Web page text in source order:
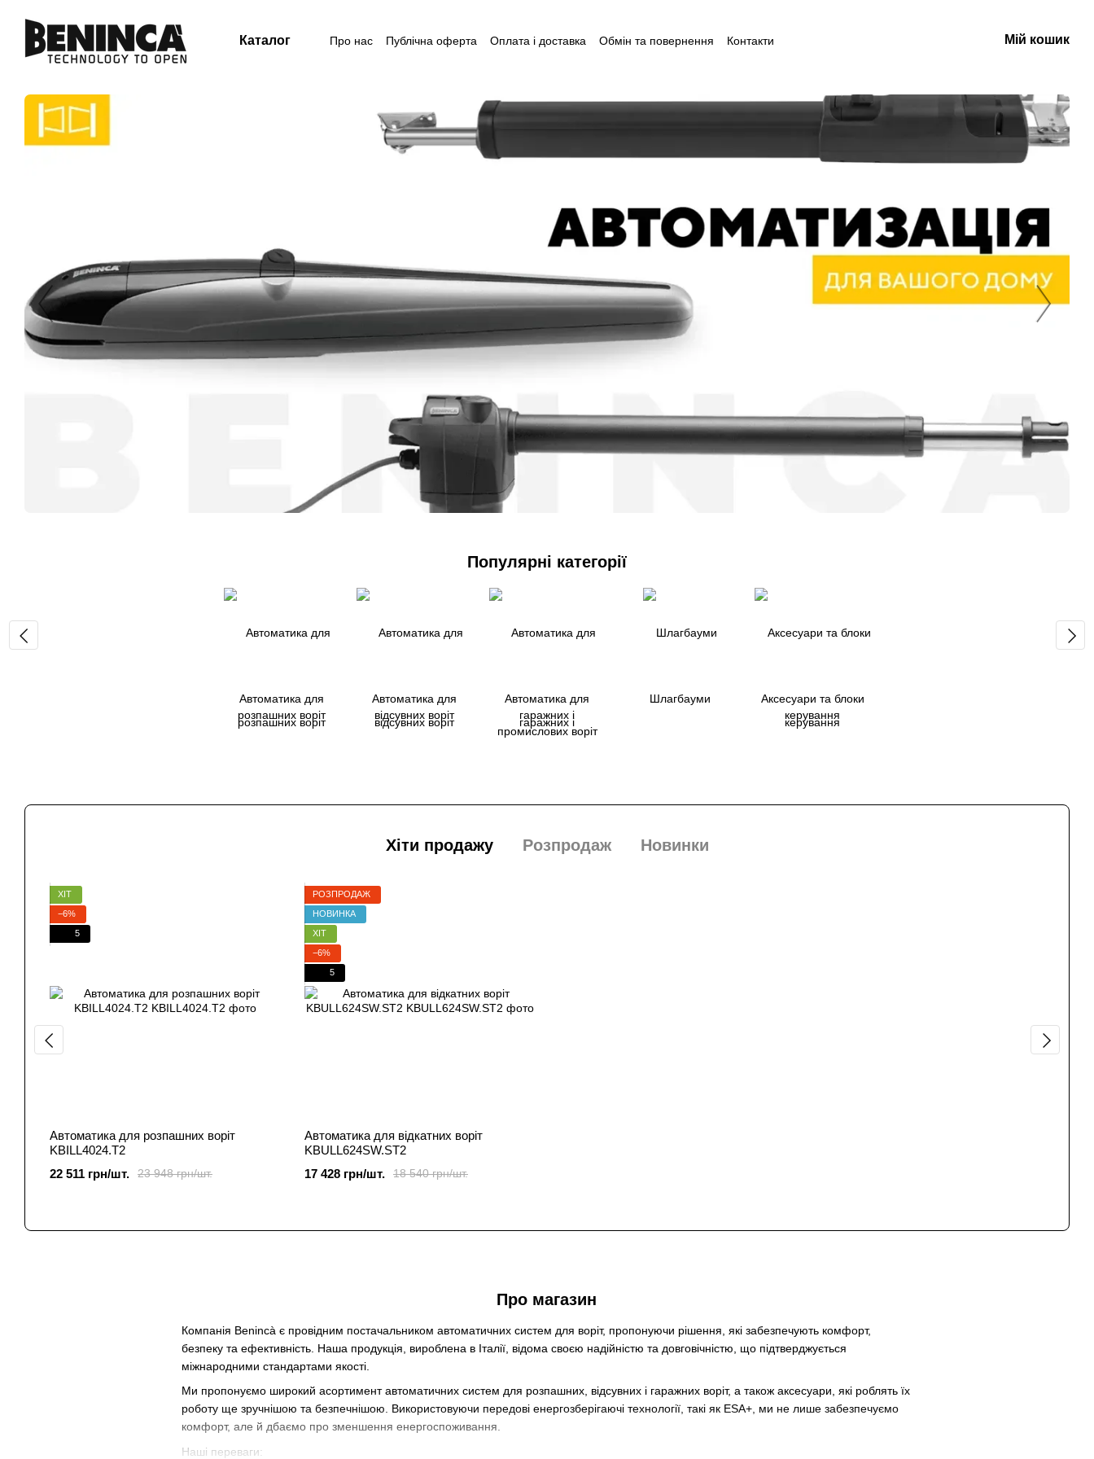
Каталог Про нас Публічна оферта Оплата і доставка Обмін та повернення
Контакти
Мій кошик
Популярні категорії
Автоматика для
розпашних воріт
Автоматика для
відсувних воріт
Автоматика для
гаражних і
промислових воріт
Шлагбауми
Аксесуари та блоки
керування
Хіти продажу Розпродаж Новинки
ХІТ
−6%
5
Автоматика для розпашних воріт
KBILL4024.T2
23 948 грн/шт.
22 511 грн/шт.
РОЗПРОДАЖ
НОВИНКА
ХІТ
−6%
5
Автоматика для відкатних воріт
KBULL624SW.ST2
18 540 грн/шт.
17 428 грн/шт.
Про магазин
Компанія Benincà є провідним постачальником автоматичних систем для воріт, пропонуючи рішення, які забезпечують комфорт,
безпеку та ефективність. Наша продукція, вироблена в Італії, відома своєю надійністю та довговічністю, що підтверджується
міжнародними стандартами якості.
Ми пропонуємо широкий асортимент автоматичних систем для розпашних, відсувних і гаражних воріт, а також аксесуари, які роблять їх
роботу ще зручнішою та безпечнішою. Використовуючи передові енергозберігаючі технології, такі як ESA+, ми не лише забезпечуємо
комфорт, але й дбаємо про зменшення енергоспоживання.
Наші переваги: